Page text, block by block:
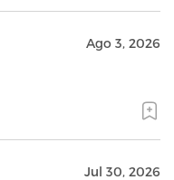
Ago 3, 2026
Jul 30, 2026